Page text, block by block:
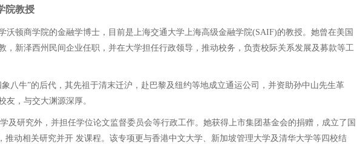
院教授
沃顿商学院的金融学博士，目前是上海交通大学上海高级金融学院(SAIF)的教授。她曾在美国
，新泽西州民间企业任职，并在大学担任行政领导，推动校务，负责校际关系发展及募款等工
象八牛”的后代，其先祖于清末迁沪，赴巴黎及纽约等地成立通运公司，并资助孙中山先生革
友，与交大渊源深厚。
及研究外，并担任学位论文监督委员会等行政工作。她获得上市集团基金会的捐赠，成立了国
推动相关研究并开 发课程。该专项更与香港中文大学、新加坡管理大学及清华大学等四校结